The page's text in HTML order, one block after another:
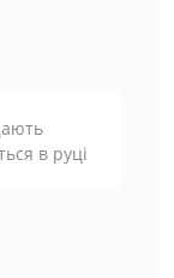
в руці